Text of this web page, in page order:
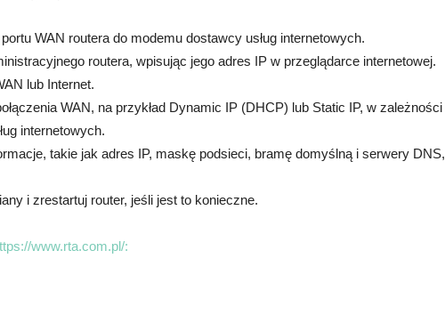
WAN routera do modemu dostawcy usług internetowych.
routera, wpisując jego adres IP w przeglądarce internetowej.
lub Internet.
WAN, na przykład Dynamic IP (DHCP) lub Static IP, w zależności
internetowych.
takie jak adres IP, maskę podsieci, bramę domyślną i serwery DNS,
i zrestartuj router, jeśli jest to konieczne.
www.rta.com.pl/: